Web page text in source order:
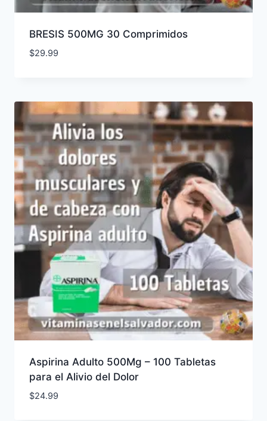
BRESIS 500MG 30 Comprimidos
$29.99
Aspirina Adulto 500Mg – 100 Tabletas
para el Alivio del Dolor
$24.99